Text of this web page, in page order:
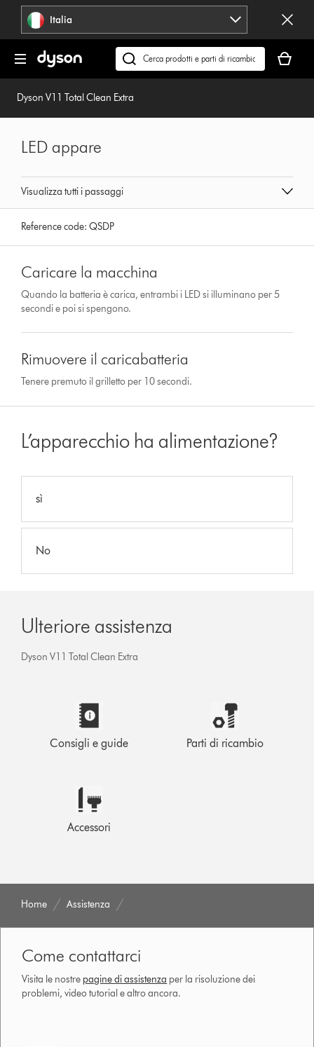
navigazione Italia
Cerca
su
dyson.it
carrello
è
Dyson V11 Total Clean Extra
Visualizza tutti i passaggi
LED appare
Reference code:QSDP
Caricare la macchina
Quando la batteria è carica, entrambi i LED si illuminano per 5
secondi e poi si spengono.
Rimuovere il caricabatteria
Tenere premuto il grilletto per 10 secondi.
L’apparecchio ha alimentazione?
sì
No
Ulteriore assistenza
Dyson V11 Total Clean Extra
Consigli e guide Parti di ricambio
Accessori
Home Assistenza
Come contattarci
Visita le nostre pagine di assistenza per la risoluzione dei
problemi, video tutorial e altro ancora.